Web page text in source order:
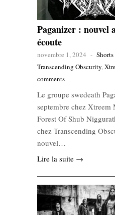
Paganizer : nouvel
écoute
novembre 1, 2024 - Shorts
Transcending Obscurity,
comments
Le groupe swedeath
septembre chez
Forest Of Shub
chez Transcending
nouvel…
Lire la suite →